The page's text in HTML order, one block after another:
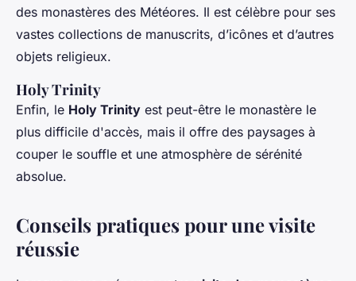
des monastères des Météores. Il est célèbre pour ses
vastes collections de manuscrits, d’icônes et d’autres
objets religieux.
Holy Trinity
Enfin, le Holy Trinity est peut-être le monastère le
plus difficile d'accès, mais il offre des paysages à
couper le souffle et une atmosphère de sérénité
absolue.
Conseils pratiques pour une visite
réussie